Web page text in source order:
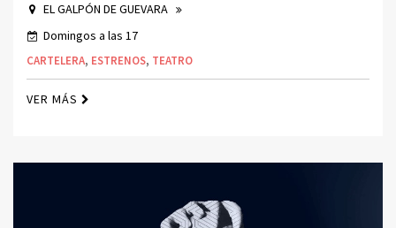
EL GALPÓN DE GUEVARA
Domingos a las 17
CARTELERA, ESTRENOS, TEATRO
VER MÁS